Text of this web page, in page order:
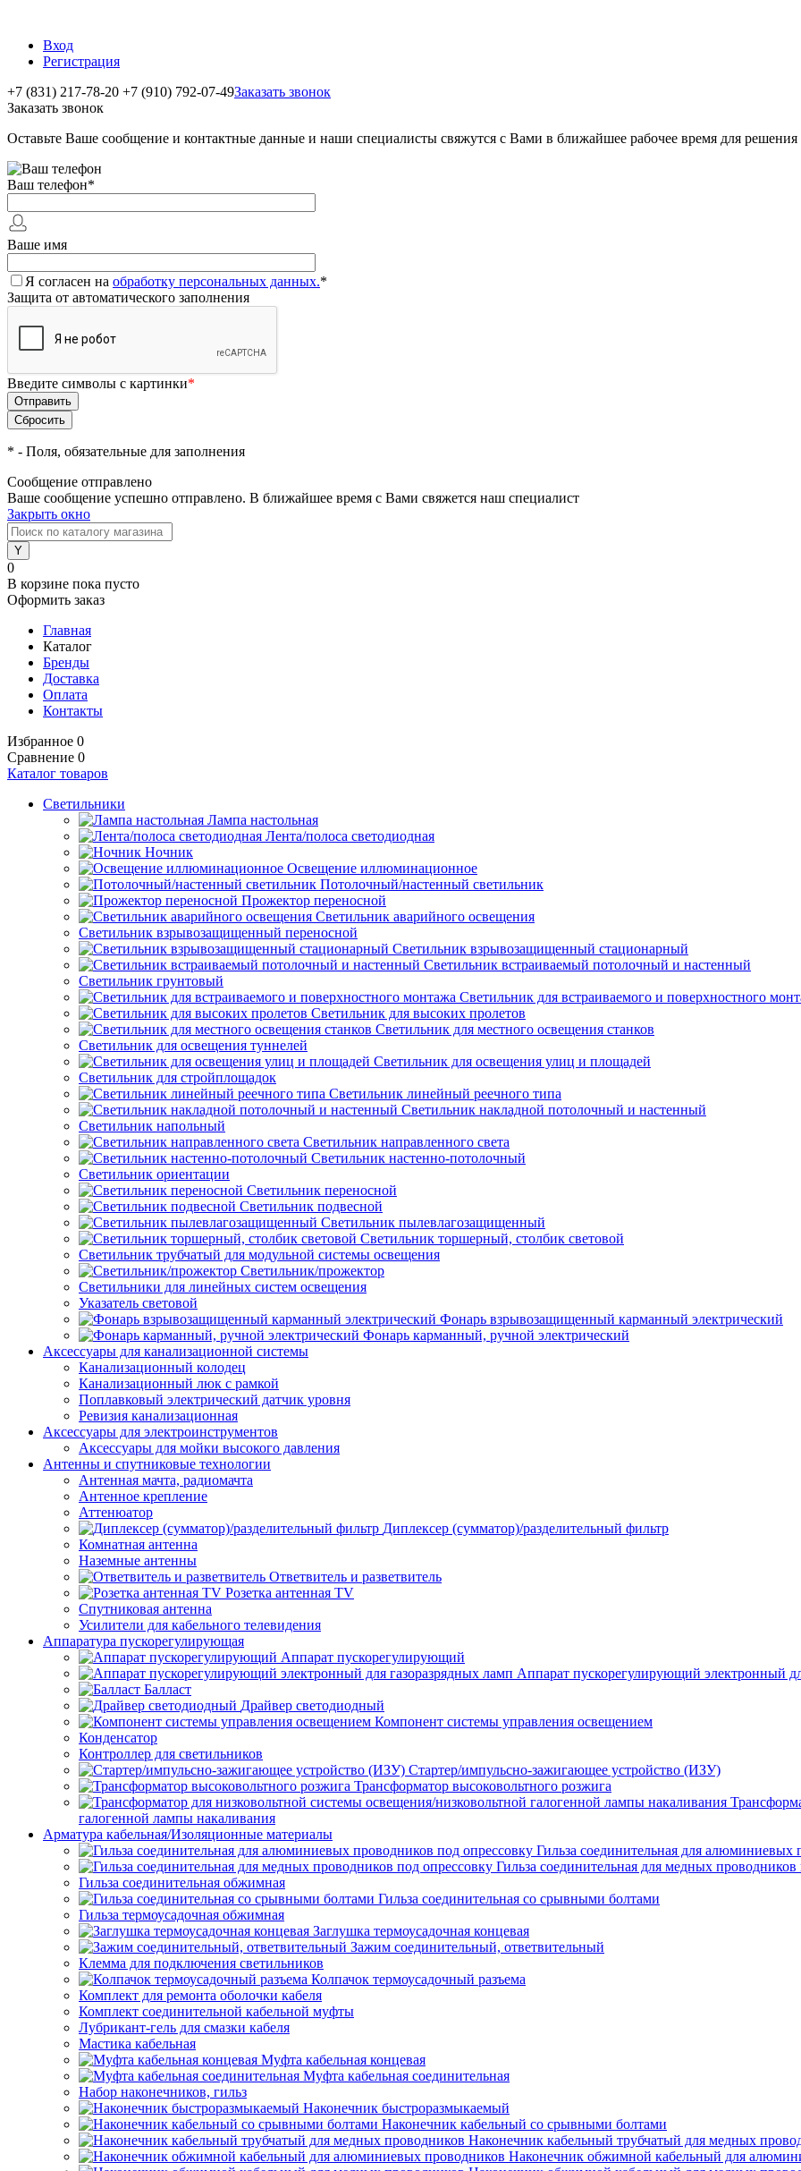
Вход
Регистрация
+7 (831) 217-78-20 +7 (910) 792-07-49Заказать звонок
Заказать звонок
Оставьте Ваше сообщение и контактные данные и наши специалисты свяжутся с Вами в ближайшее рабочее время для
Ваш телефон*
Ваше имя
Я согласен на обработку персональных данных.*
Защита от автоматического заполнения
Введите символы с картинки*
* - Поля, обязательные для заполнения
Сообщение отправлено
Ваше сообщение успешно отправлено. В ближайшее время с Вами свяжется наш специалист
Закрыть окно
0
В корзине пока пусто
Оформить заказ
Главная
Каталог
Бренды
Доставка
Оплата
Контакты
Избранное 0
Сравнение 0
Каталог товаров
Светильники
Лампа настольная
Лента/полоса светодиодная
Ночник
Освещение иллюминационное
Потолочный/настенный светильник
Прожектор переносной
Светильник аварийного освещения
Светильник взрывозащищенный переносной
Светильник взрывозащищенный стационарный
Светильник встраиваемый потолочный и настенный
Светильник грунтовый
Светильник для встраиваемого и поверхностного
Светильник для высоких пролетов
Светильник для местного освещения станков
Светильник для освещения туннелей
Светильник для освещения улиц и площадей
Светильник для стройплощадок
Светильник линейный реечного типа
Светильник накладной потолочный и настенный
Светильник напольный
Светильник направленного света
Светильник настенно-потолочный
Светильник ориентации
Светильник переносной
Светильник подвесной
Светильник пылевлагозащищенный
Светильник торшерный, столбик световой
Светильник трубчатый для модульной системы освещения
Светильник/прожектор
Светильники для линейных систем освещения
Указатель световой
Фонарь взрывозащищенный карманный электрический
Фонарь карманный, ручной электрический
Аксессуары для канализационной системы
Канализационный колодец
Канализационный люк с рамкой
Поплавковый электрический датчик уровня
Ревизия канализационная
Аксессуары для электроинструментов
Аксессуары для мойки высокого давления
Антенны и спутниковые технологии
Антенная мачта, радиомачта
Антенное крепление
Аттенюатор
Диплексер (сумматор)/разделительный фильтр
Комнатная антенна
Наземные антенны
Ответвитель и разветвитель
Розетка антенная TV
Спутниковая антенна
Усилители для кабельного телевидения
Аппаратура пускорегулирующая
Аппарат пускорегулирующий
Аппарат пускорегулирующий электронный
Балласт
Драйвер светодиодный
Компонент системы управления освещением
Конденсатор
Контроллер для светильников
Стартер/импульсно-зажигающее устройство (ИЗУ)
Трансформатор высоковольтного розжига
галогенной лампы накаливания
Арматура кабельная/Изоляционные материалы
Гильза соединительная для алюминиевых
Гильза соединительная для медных проводников
Гильза соединительная обжимная
Гильза соединительная со срывными болтами
Гильза термоусадочная обжимная
Заглушка термоусадочная концевая
Зажим соединительный, ответвительный
Клемма для подключения светильников
Колпачок термоусадочный разъема
Комплект для ремонта оболочки кабеля
Комплект соединительной кабельной муфты
Лубрикант-гель для смазки кабеля
Мастика кабельная
Муфта кабельная концевая
Муфта кабельная соединительная
Набор наконечников, гильз
Наконечник быстроразмыкаемый
Наконечник кабельный со срывными болтами
Наконечник кабельный трубчатый для медных
Наконечник обжимной кабельный для